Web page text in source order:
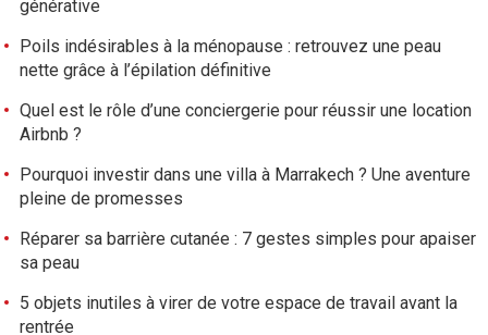
générative
Poils indésirables à la ménopause : retrouvez une peau
nette grâce à l’épilation définitive
Quel est le rôle d’une conciergerie pour réussir une location
Airbnb ?
Pourquoi investir dans une villa à Marrakech ? Une aventure
pleine de promesses
Réparer sa barrière cutanée : 7 gestes simples pour apaiser
sa peau
5 objets inutiles à virer de votre espace de travail avant la
rentrée